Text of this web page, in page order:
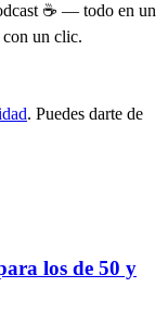
☕ — todo en un
con un clic.
. Puedes darte de
los de 50 y